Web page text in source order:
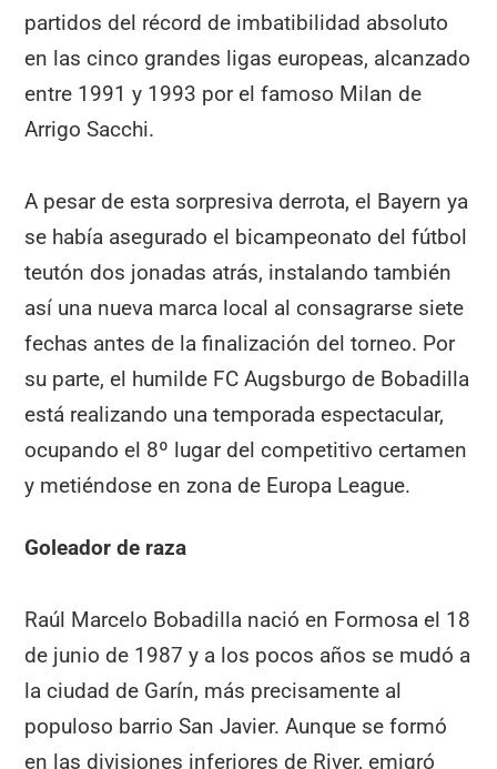
partidos del récord de imbatibilidad absoluto
en las cinco grandes ligas europeas, alcanzado
entre 1991 y 1993 por el famoso Milan de
Arrigo Sacchi.
A pesar de esta sorpresiva derrota, el Bayern ya
se había asegurado el bicampeonato del fútbol
teutón dos jonadas atrás, instalando también
así una nueva marca local al consagrarse siete
fechas antes de la finalización del torneo. Por
su parte, el humilde FC Augsburgo de Bobadilla
está realizando una temporada espectacular,
ocupando el 8º lugar del competitivo certamen
y metiéndose en zona de Europa League.
Goleador de raza
Raúl Marcelo Bobadilla nació en Formosa el 18
de junio de 1987 y a los pocos años se mudó a
la ciudad de Garín, más precisamente al
populoso barrio San Javier. Aunque se formó
en las divisiones inferiores de River, emigró